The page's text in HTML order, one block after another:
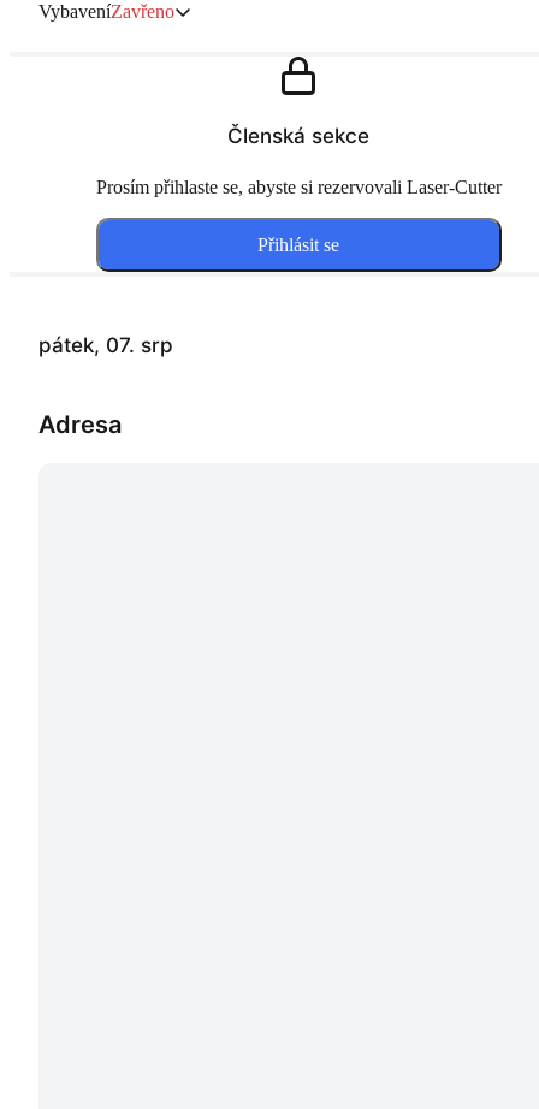
VybaveníZavřeno
pátek, 07. srp
Adresa
Členská sekce
Prosím přihlaste se, abyste si rezervovali Laser-Cutter
Přihlásit se